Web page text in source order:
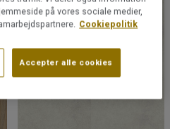
på vores sociale medier,
Cookiepolitik
Accepter alle cookies